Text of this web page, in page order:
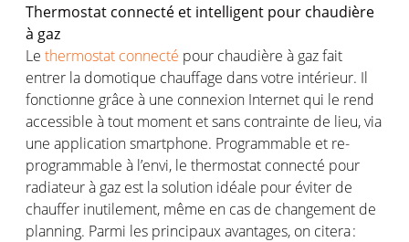
Thermostat connecté et intelligent pour chaudière
à gaz
Le thermostat connecté pour chaudière à gazfait
entrer la domotique chauffage dansvotre intérieur. Il
fonctionne grâce à une connexion Internet qui le rend
accessible à tout moment et sans contrainte de lieu, via
une application smartphone. Programmable et re-
programmable à l’envi, le thermostat connecté pour
radiateurà gaz est la solution idéale pour éviter de
chauffer inutilement, même en cas de changement de
planning. Parmi les principauxavantages, on citera: